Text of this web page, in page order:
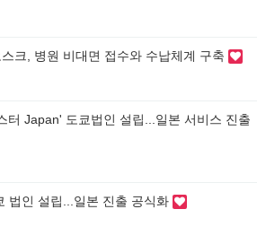
크, 병원 비대면 접수와 수납체계 구축
터 Japan' 도쿄법인 설립...일본 서비스 진출
법인 설립...일본 진출 공식화